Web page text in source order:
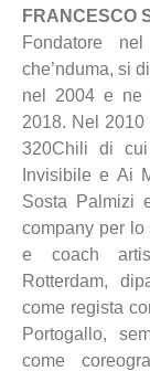
FRANCESCO
Fondatore
che’nduma, si
nel 2004 e ne
2018. Nel
320Chili di
Invisibile e Ai
Sosta Palmizi
company per lo
e coach
Rotterdam,
come regista
Portogallo,
come